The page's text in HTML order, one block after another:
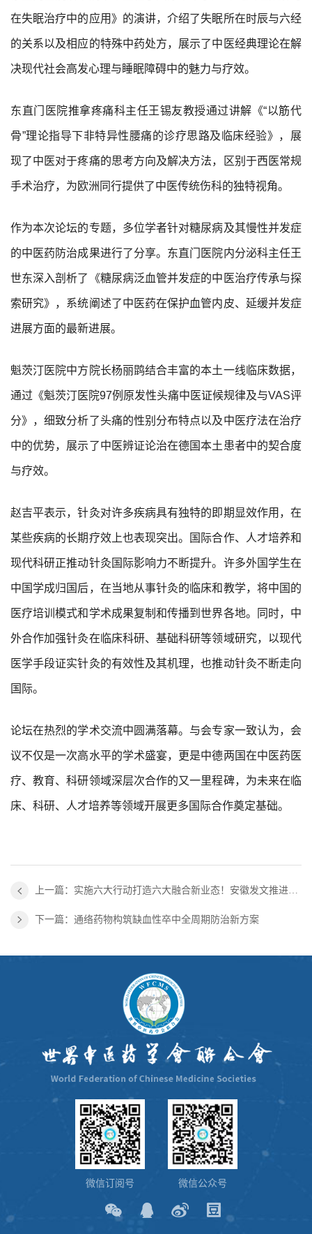
在失眠治疗中的应用》的演讲，介绍了失眠所在时辰与六经
的关系以及相应的特殊中药处方，展示了中医经典理论在解
决现代社会高发心理与睡眠障碍中的魅力与疗效。
东直门医院推拿疼痛科主任王锡友教授通过讲解《“以筋代
骨”理论指导下非特异性腰痛的诊疗思路及临床经验》，展
现了中医对于疼痛的思考方向及解决方法，区别于西医常规
手术治疗，为欧洲同行提供了中医传统伤科的独特视角。
作为本次论坛的专题，多位学者针对糖尿病及其慢性并发症
的中医药防治成果进行了分享。东直门医院内分泌科主任王
世东深入剖析了《糖尿病泛血管并发症的中医治疗传承与探
索研究》，系统阐述了中医药在保护血管内皮、延缓并发症
进展方面的最新进展。
魁茨汀医院中方院长杨丽鹍结合丰富的本土一线临床数据，
通过《魁茨汀医院97例原发性头痛中医证候规律及与VAS评
分》，细致分析了头痛的性别分布特点以及中医疗法在治疗
中的优势，展示了中医辨证论治在德国本土患者中的契合度
与疗效。
赵吉平表示，针灸对许多疾病具有独特的即期显效作用，在
某些疾病的长期疗效上也表现突出。国际合作、人才培养和
现代科研正推动针灸国际影响力不断提升。许多外国学生在
中国学成归国后，在当地从事针灸的临床和教学，将中国的
医疗培训模式和学术成果复制和传播到世界各地。同时，中
外合作加强针灸在临床科研、基础科研等领域研究，以现代
医学手段证实针灸的有效性及其机理，也推动针灸不断走向
国际。
论坛在热烈的学术交流中圆满落幕。与会专家一致认为，会
议不仅是一次高水平的学术盛宴，更是中德两国在中医药医
疗、教育、科研领域深层次合作的又一里程碑，为未来在临
床、科研、人才培养等领域开展更多国际合作奠定基础。
下一篇：通络药物构筑缺血性卒中全周期防治新方案
微信订阅号 微信公众号